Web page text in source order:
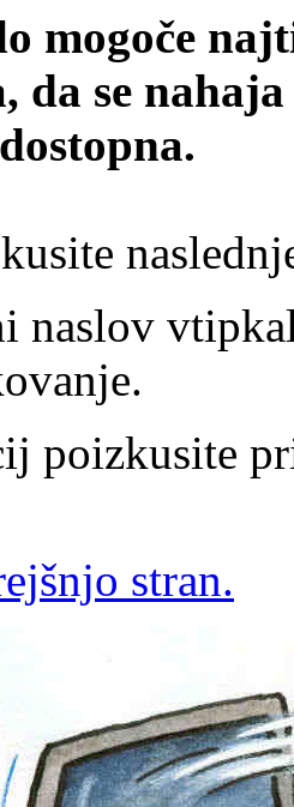
mogoče
da se
naslov
poizkusite
stran.